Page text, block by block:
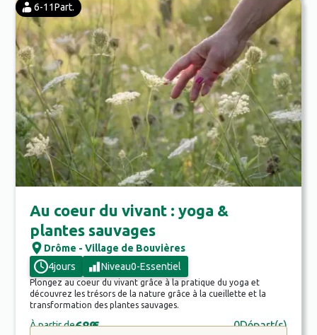
6-11Part.
Au coeur du vivant : yoga &
plantes sauvages
Drôme - Village de Bouvières
4jours Niveau0-Essentiel
Plongez au coeur du vivant grâce à la pratique du yoga et
découvrez les trésors de la nature grâce à la cueillette et la
transformation des plantes sauvages.
À partir de689€ 0Départ(s)